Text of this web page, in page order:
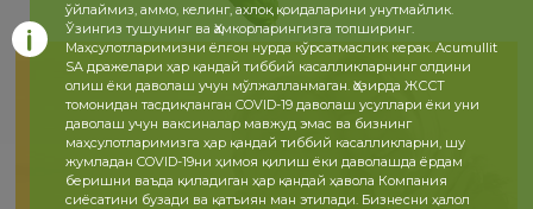
ўйлаймиз, аммо, келинг, ахлоқ қоидаларини унутмайлик.
Ўзингиз тушунинг ва Ҳамкорларингизга топширинг.
Маҳсулотларимизни ёлғон нурда кўрсатмаслик керак. Acumullit
SA дражелари ҳар қандай тиббий касалликларнинг олдини
олиш ёки даволаш учун мўлжалланмаган. Ҳозирда ЖССТ
томонидан тасдиқланган COVID-19 даволаш усуллари ёки уни
даволаш учун ваксиналар мавжуд эмас ва бизнинг
маҳсулотларимизга ҳар қандай тиббий касалликларни, шу
жумладан COVID-19ни ҳимоя қилиш ёки даволашда ёрдам
беришни ваъда қиладиган ҳар қандай ҳавола Компания
сиёсатини бузади ва қатъиян ман этилади. Бизнесни ҳалол